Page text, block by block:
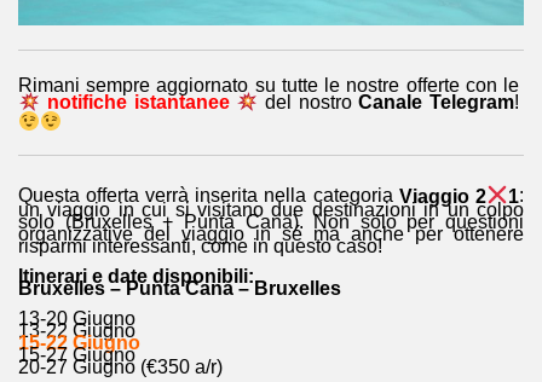
Rimani sempre aggiornato su tutte le nostre offerte con le
notifiche istantanee
del nostroCanale Telegram!
Questa offerta verrà inserita nella categoria Viaggio 2 1:
un viaggio in cui si visitano due destinazioni in un colpo
solo (Bruxelles + Punta Cana). Non solo per questioni
organizzative del viaggio in sé ma anche per ottenere
risparmi interessanti, come in questo caso!
Itinerari e date disponibili:
Bruxelles – Punta Cana – Bruxelles
13-20 Giugno
13-22 Giugno
15-22 Giugno
15-27 Giugno
20-27 Giugno (€350 a/r)